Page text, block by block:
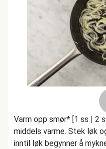
Varm opp smør* [1 ss | 2
middels varme. Stek løk
inntil løk begynner å